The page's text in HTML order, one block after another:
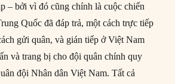
– bởi vì đó cũng chính là cuộc chiến
Quốc đã đáp trả, một cách trực tiếp
gửi quân, và gián tiếp ở Việt Nam
và trang bị cho đội quân chính quy
đội Nhân dân Việt Nam. Tất cả